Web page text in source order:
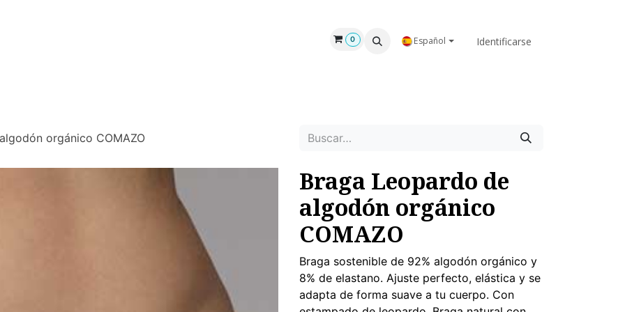
NOSOTROS
0 Español Identificarse
orgánico COMAZO
Braga Leopardo de
algodón orgánico
COMAZO
Braga sostenible de 92% algodón orgánico y
8% de elastano. Ajuste perfecto, elástica y se
adapta de forma suave a tu cuerpo. Con